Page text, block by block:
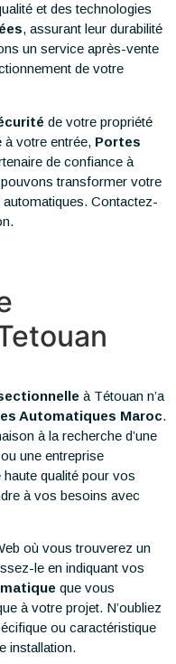
et des technologies
, assurant leur durabilité
un service après-vente
de votre
de votre propriété
à votre entrée, Portes
de confiance à
transformer votre
Contactez-
à Tétouan n’a
Automatiques Maroc.
à la recherche d’une
une entreprise
haute qualité pour vos
à vos besoins avec
où vous trouverez un
le en indiquant vos
que vous
à votre projet. N’oubliez
ou caractéristique
installation.